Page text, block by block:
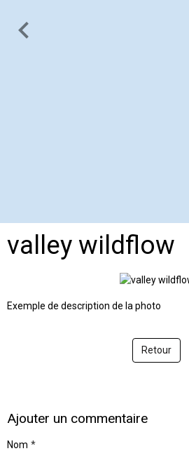
valley wildflow
Exemple de description de la photo
Retour
Ajouter un commentaire
Nom